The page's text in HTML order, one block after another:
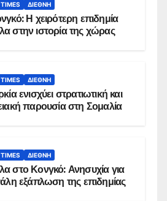
ΔΙΕΘΝΉ
Η χειρότερη επιδημία
στην ιστορία της χώρας
ΔΙΕΘΝΉ
ενισχύει στρατιωτική και
παρουσία στη Σομαλία
ΔΙΕΘΝΉ
στο Κονγκό: Ανησυχία για
εξάπλωση της επιδημίας